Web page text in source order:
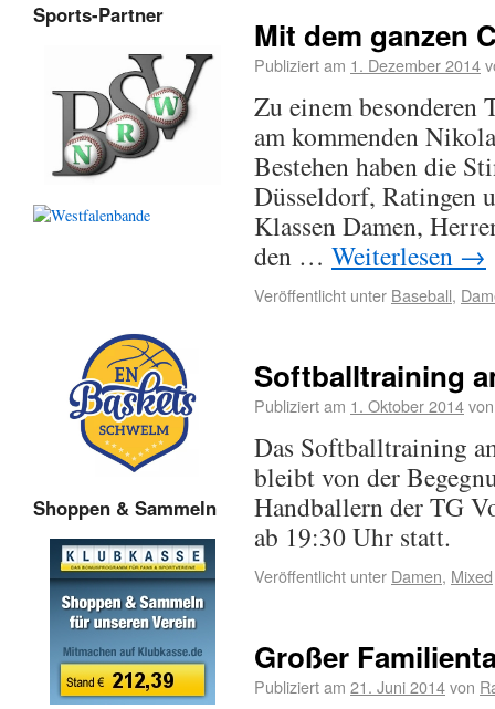
Mit dem ganzen
Publiziert am 1. Dezember 2014
Zu einem besonderen
am kommenden
Bestehen haben die
Düsseldorf, Ratingen
Klassen Damen,
den … Weiterlesen →
Veröffentlicht unter Baseball,
Softballtraining
Publiziert am 1. Oktober 2014von
Das Softballtraining
bleibt von der
Handballern der TG
ab 19:30 Uhr statt.
Veröffentlicht unter Damen, Mixed
Großer
Publiziert am 21. Juni 2014von
Sports-Partner
Shoppen & Sammeln